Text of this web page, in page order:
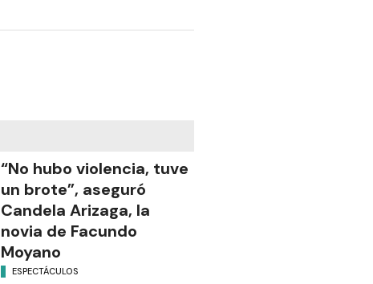
“No hubo violencia, tuve
un brote”, aseguró
Candela Arizaga, la
novia de Facundo
Moyano
ESPECTÁCULOS